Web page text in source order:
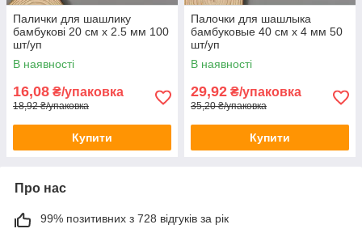
Палички для шашлику
бамбукові 20 см х 2.5 мм 100
шт/уп
В наявності
16,08 ₴/упаковка
18,92 ₴/упаковка
Купити
Палочки для шашлыка
бамбуковые 40 см х 4 мм 50
шт/уп
В наявності
29,92 ₴/упаковка
35,20 ₴/упаковка
Купити
Про нас
99% позитивних з 728 відгуків за рік